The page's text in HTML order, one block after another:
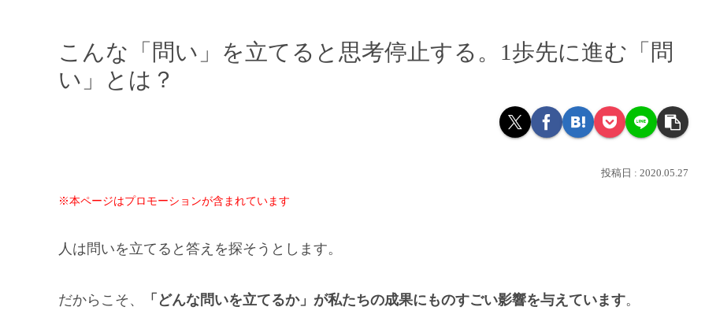
こんな「問い」を立てると思考停止する。1歩先に進む「問
い」とは？
2020.05.27
※本ページはプロモーションが含まれています
人は問いを立てると答えを探そうとします。
だからこそ、 「どんな問いを立てるか」が私たちの成果にものすごい影響を与えています。